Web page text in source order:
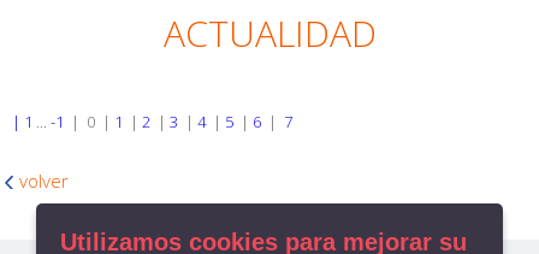
ACTUALIDAD
| 1 ...-1 | 0 | 1 |2 |3 |4| 5 | 6 | 7
volver
Utilizamos cookies para mejorar su